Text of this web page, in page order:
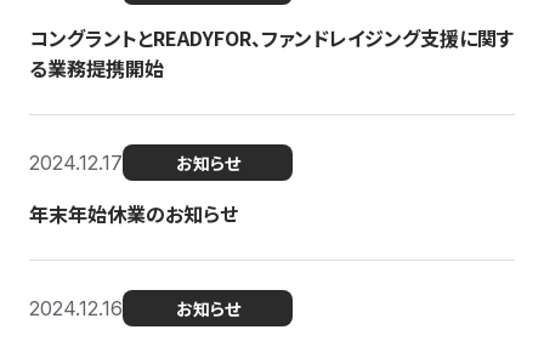
コングラントとREADYFOR、ファンドレイジング支援に関す
る業務提携開始
2024.12.17 お知らせ
年末年始休業のお知らせ
2024.12.16 お知らせ